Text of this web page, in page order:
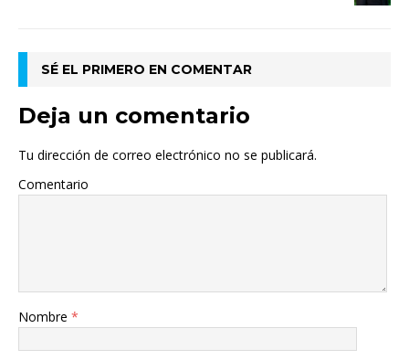
SÉ EL PRIMERO EN COMENTAR
Deja un comentario
Tu dirección de correo electrónico no se publicará.
Comentario
Nombre *